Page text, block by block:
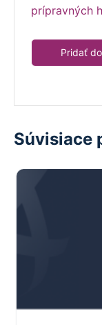
prípravných
Pridať
Súvisiace